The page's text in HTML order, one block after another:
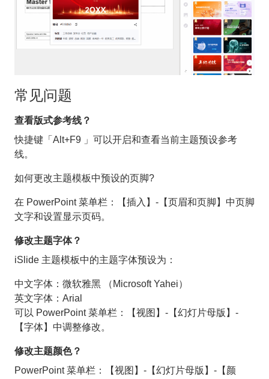
常见问题
查看版式参考线？
快捷键「Alt+F9 」可以开启和查看当前主题预设参考
线。
如何更改主题模板中预设的页脚?
在 PowerPoint 菜单栏：【插入】-【页眉和页脚】中页脚
文字和设置显示页码。
修改主题字体？
iSlide 主题模板中的主题字体预设为：
中文字体：微软雅黑 （Microsoft Yahei）
英文字体：Arial
可以 PowerPoint 菜单栏：【视图】-【幻灯片母版】-
【字体】中调整修改。
修改主题颜色？
PowerPoint 菜单栏：【视图】-【幻灯片母版】-【颜